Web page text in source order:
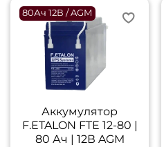
80Ач 12В / AGM
Аккумулятор
F.ETALON FTE 12-80 |
80 Ач | 12В AGM